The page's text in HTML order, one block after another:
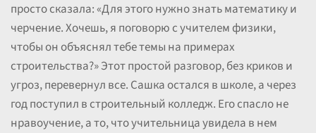
просто сказала: «Для этого нужно знать математику и
черчение. Хочешь, я поговорю с учителем физики,
чтобы он объяснял тебе темы на примерах
строительства?» Этот простой разговор, без криков и
угроз, перевернул все. Сашка остался в школе, а через
год поступил в строительный колледж. Его спасло не
нравоучение, а то, что учительница увидела в нем